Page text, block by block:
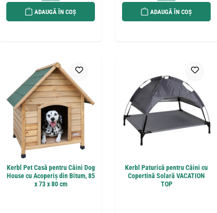
ADAUGĂ ÎN COȘ ADAUGĂ ÎN COȘ
Kerbl Pet Casă pentru Câini Dog
House cu Acoperiș din Bitum, 85
x 73 x 80 cm
Kerbl Paturică pentru Câini cu
Copertină Solară VACATION
TOP